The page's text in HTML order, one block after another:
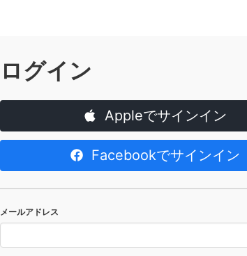
ログイン
Appleでサインイン
Facebookでサインイン
メールアドレス